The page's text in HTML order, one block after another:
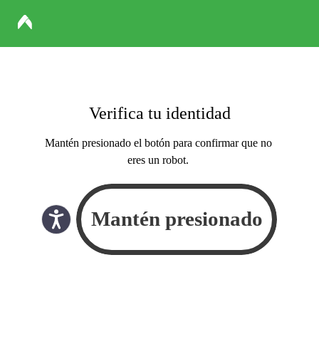
Verifica tu identidad
Mantén presionado el botón para confirmar que no
eres un robot.